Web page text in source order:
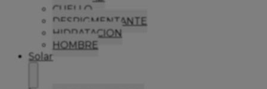
CUELLO
DESPIGMENTANTE
HIDRATACION
HOMBRE
Solar